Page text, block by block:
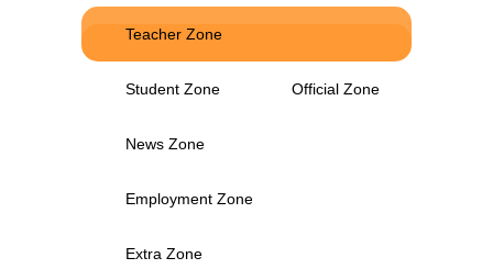
Teacher Zone
Student Zone Official Zone
News Zone
Employment Zone
Extra Zone